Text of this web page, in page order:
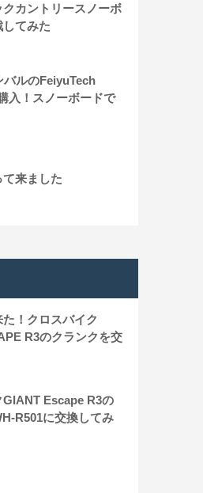
カントリースノーボ
てみた
ルのFeiyuTech
入！スノーボードで
来ました
！クロスバイク
R3のクランクを交
GIANT Escape R3の
R501に交換してみ